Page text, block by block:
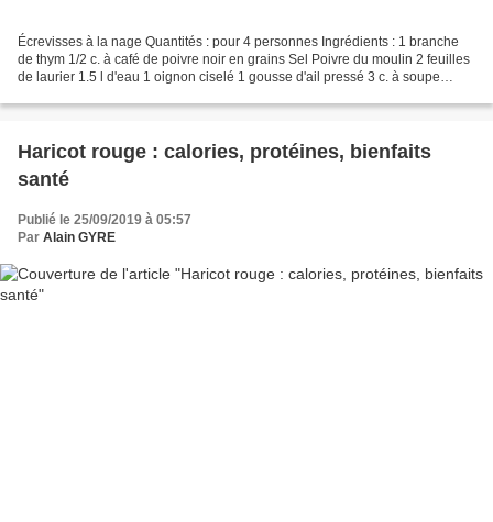
Écrevisses à la nage Quantités : pour 4 personnes Ingrédients : 1 branche
de thym 1/2 c. à café de poivre noir en grains Sel Poivre du moulin 2 feuilles
de laurier 1.5 l d'eau 1 oignon ciselé 1 gousse d'ail pressé 3 c. à soupe
Haricot rouge : calories, protéines, bienfaits
santé
Publié le 25/09/2019 à 05:57
Par Alain GYRE